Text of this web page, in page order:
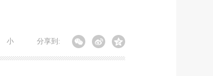
分享到:
小